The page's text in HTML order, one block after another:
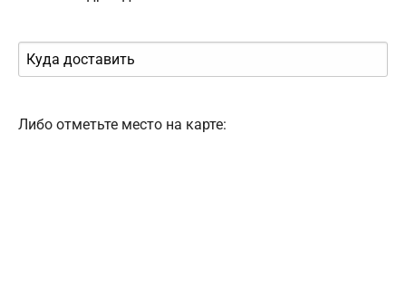
Либо отметьте место на карте: